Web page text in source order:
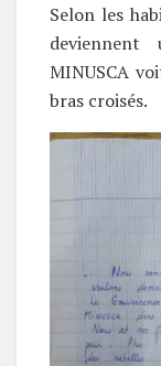
Selon les
MINUSCA
bras croisés.